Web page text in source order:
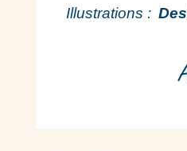
Illustrations :